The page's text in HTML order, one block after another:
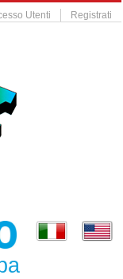
Utenti Registrati